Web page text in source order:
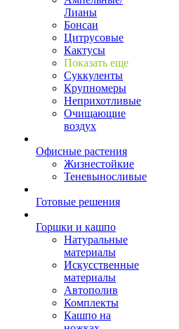
Лианы
Бонсаи
Цитрусовые
Кактусы
Показать еще
Суккуленты
Крупномеры
Неприхотливые
Очищающие
воздух
Офисные растения
Жизнестойкие
Теневыносливые
Готовые решения
Горшки и кашпо
Натуральные
материалы
Искусственные
материалы
Автополив
Комплекты
Кашпо на